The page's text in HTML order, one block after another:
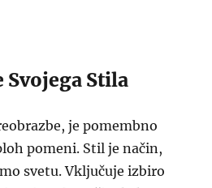
Svojega Stila
je pomembno
pomeni. Stil je način,
svetu. Vključuje izbiro